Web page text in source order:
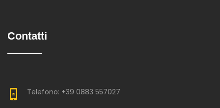
Contatti
Telefono: +39 0883 557027